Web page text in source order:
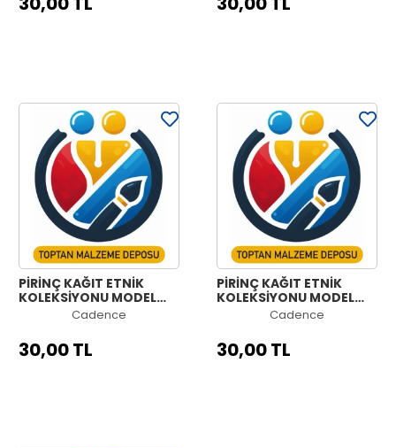
PİRİNÇ KAĞIT ETNİK
KOLEKSİYONU MODEL
1195 30X42Cadence
30,00 TL
PİRİNÇ KAĞIT ETNİK
KOLEKSİYONU MODEL
1194 30X42Cadence
30,00 TL